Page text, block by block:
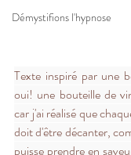
Démystifions l'hypnose
Texte inspiré par une
oui! une bouteille de
car j'ai réalisé que
doit d'être décanter,
puisse prendre en